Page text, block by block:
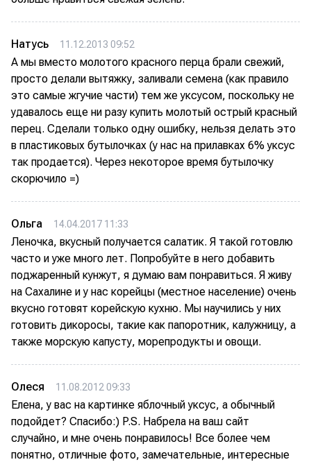
Натусь 11.12.2013 09:52
А мы вместо молотого красного перца брали свежий,
просто делали вытяжку, заливали семена (как правило
это самые жгучие части) тем же уксусом, поскольку не
удавалось еще ни разу купить молотый острый красный
перец. Сделали только одну ошибку, нельзя делать это
в пластиковых бутылочках (у нас на прилавках 6% уксус
так продается). Через некоторое время бутылочку
скорючило =)
Ольга 14.04.2017 11:33
Леночка, вкусный получается салатик. Я такой готовлю
часто и уже много лет. Попробуйте в него добавить
поджаренный кунжут, я думаю вам понравиться. Я живу
на Сахалине и у нас корейцы (местное население) очень
вкусно готовят корейскую кухню. Мы научились у них
готовить дикоросы, такие как папоротник, калужницу, а
также морскую капусту, морепродукты и овощи.
Олеся 11.08.2012 09:33
Елена, у вас на картинке яблочный уксус, а обычный
подойдет? Спасибо:) P.S. Набрела на ваш сайт
случайно, и мне очень понравилось! Все более чем
понятно, отличные фото, замечательные, интересные